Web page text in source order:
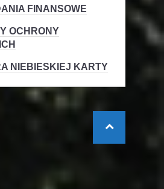
FINANSOWE
OCHRONY
NIEBIESKIEJ KARTY